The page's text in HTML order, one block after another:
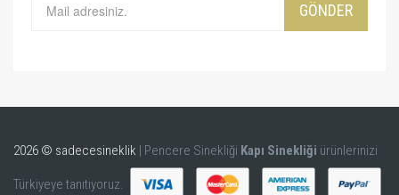
GÖNDER
2026 © sadecesineklik | Pencere Sinekliği Kapı Sinekliği ürünlerinizi
Türkiyeye tanıtıyoruz.